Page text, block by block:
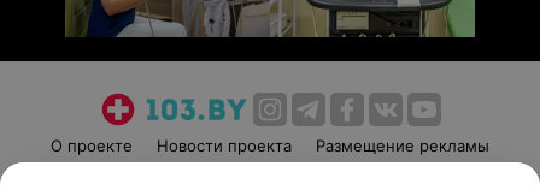
О проекте Новости проекта
Размещение рекламы